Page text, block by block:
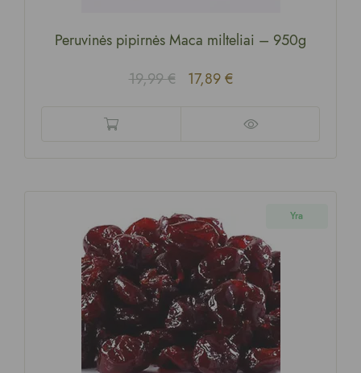
Peruvinės pipirnės Maca milteliai – 950g
19,99€ 17,89€
Yra